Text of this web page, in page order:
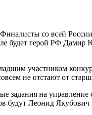
со всей
будет герой РФ Дамир
участником
не отстают от
задания на управление
будут Леонид